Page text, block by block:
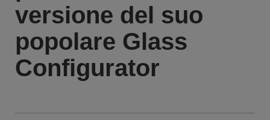
versione del suo
popolare Glass
Configurator